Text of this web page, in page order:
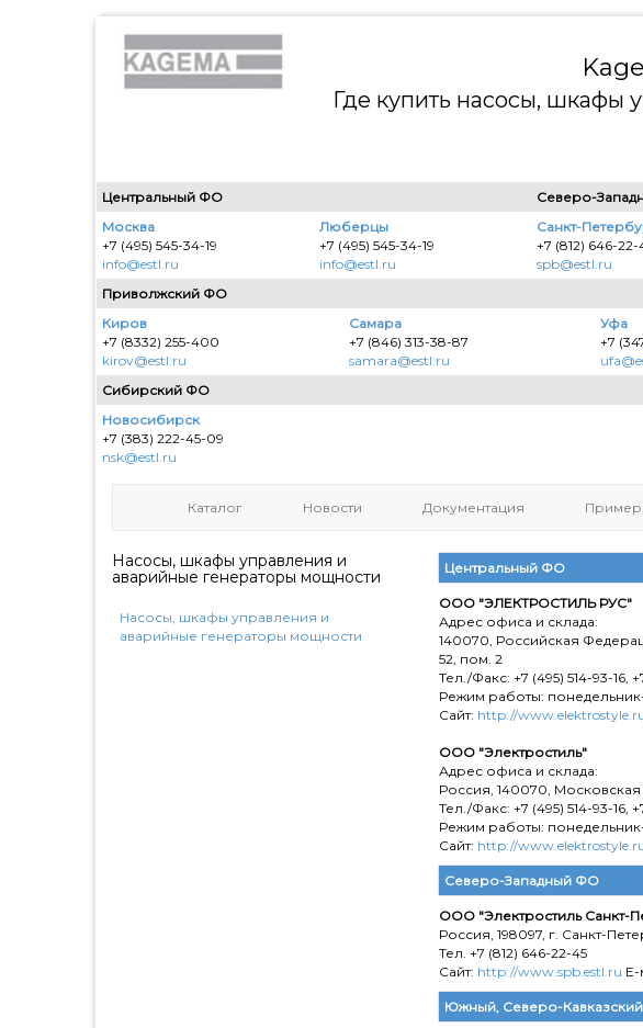
Где купить насосы, шкафы
Центральный ФО Северо-
Москва
+7 (495) 545-34-19
info@estl.ru
Люберцы
+7 (495) 545-34-19
info@estl.ru
Санкт-
+7 (812) 646-22-
spb@estl.ru
Приволжский ФО
Киров
+7 (8332) 255-400
kirov@estl.ru
Самара
+7 (846) 313-38-87
samara@estl.ru
Уфа
+7
Сибирский ФО
Новосибирск
+7 (383) 222-45-09
nsk@estl.ru
Каталог Новости Документация
Насосы, шкафы управления и
аварийные генераторы мощности
Насосы, шкафы управления и
аварийные генераторы мощности
Центральный ФО
ООО "ЭЛЕКТРОСТИЛЬ РУС"
Адрес офиса и склада:
140070, Российская
52, пом. 2
Тел./Факс: +7 (495) 514-93-16,
Режим работы:
Сайт: http://
ООО "Электростиль"
Адрес офиса и склада:
Россия, 140070,
Тел./Факс: +7 (495) 514-93-16,
Режим работы:
Сайт: http://
Северо-Западный ФО
ООО "Электростиль Санкт-
Россия, 198097, г. Санкт-
Тел. +7 (812) 646-22-45
Сайт: http://www.spb.estl.ru Е-
Южный, Северо-